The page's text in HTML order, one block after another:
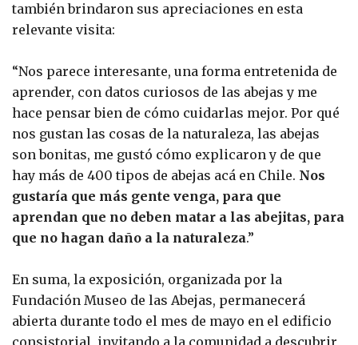
también brindaron sus apreciaciones en esta
relevante visita:
“Nos parece interesante, una forma entretenida de
aprender, con datos curiosos de las abejas y me
hace pensar bien de cómo cuidarlas mejor. Por qué
nos gustan las cosas de la naturaleza, las abejas
son bonitas, me gustó cómo explicaron y de que
hay más de 400 tipos de abejas acá en Chile. Nos
gustaría que más gente venga, para que
aprendan que no deben matar a las abejitas, para
que no hagan daño a la naturaleza.”
En suma, la exposición, organizada por la
Fundación Museo de las Abejas, permanecerá
abierta durante todo el mes de mayo en el edificio